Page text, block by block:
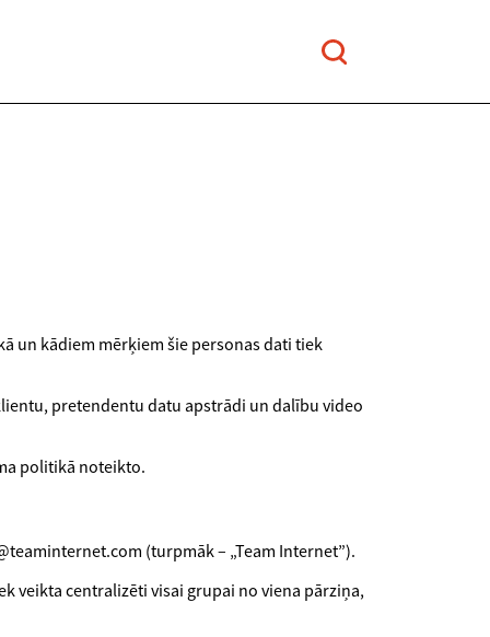
un kādiem mērķiem šie personas dati tiek
pretendentu datu apstrādi un dalību video
politikā noteikto.
(turpmāk – „Team Internet”).
veikta centralizēti visai grupai no viena pārziņa,